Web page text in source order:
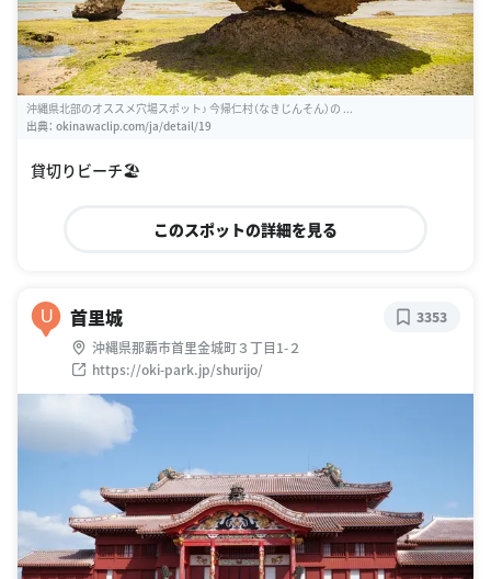
沖縄県北部のオススメ穴場スポット♪ 今帰仁村（なきじんそん）の ...
出典： okinawaclip.com/ja/detail/19
貸切りビーチ🏖
このスポットの詳細を見る
U 首里城
沖縄県那覇市首里金城町３丁目1-２
https://oki-park.jp/shurijo/
3353